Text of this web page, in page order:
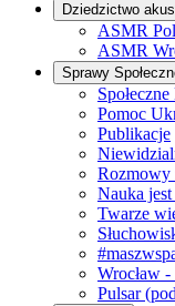
Dziedzictwo
ASMR
ASMR
Sprawy
Pomoc
Publikacje
Rozmowy
Nauka
Twarze
Wrocław
Pulsar